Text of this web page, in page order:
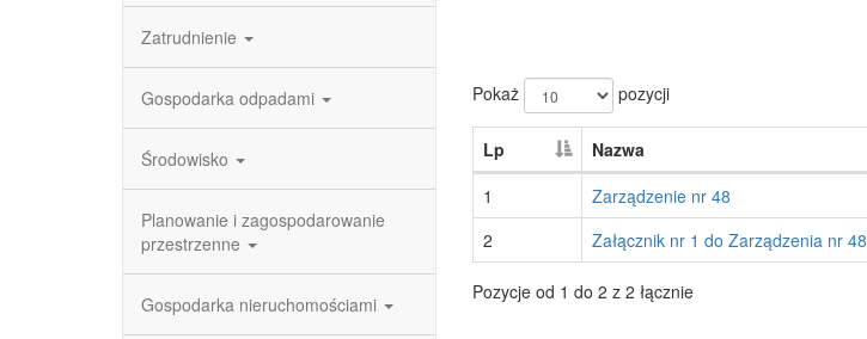
Zatrudnienie
Gospodarka odpadami
Środowisko
Planowanie i zagospodarowanie
przestrzenne
Gospodarka nieruchomościami
Pokaż pozycji
Lp Nazwa
1
Zarządzenie nr 48
2 Załącznik nr 1 do Zarządzenia nr 48
Pozycje od 1 do 2 z 2 łącznie